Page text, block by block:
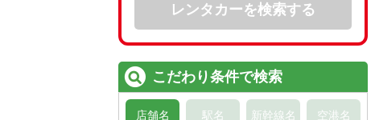
レンタカーを検索する
こだわり条件で検索
店舗名 駅名 新幹線名 空港名